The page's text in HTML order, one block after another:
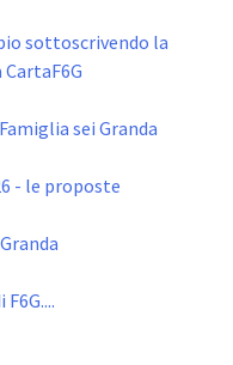
sottoscrivendo la
sei Granda
- le proposte